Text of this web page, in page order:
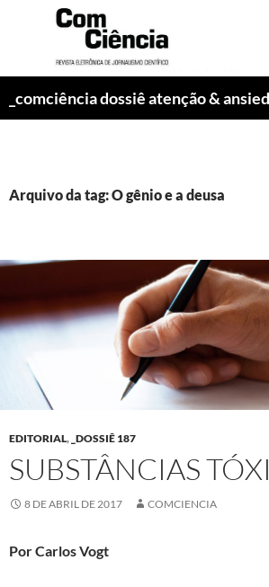
_comciência dossiê atenção &
Arquivo da tag: O gênio e a deusa
EDITORIAL, _DOSSIÊ 187
SUBSTÂNCIAS
8 DE ABRIL DE 2017 COMCIENCIA
Por Carlos Vogt